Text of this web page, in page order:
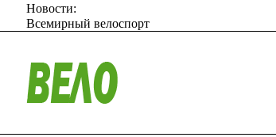
Новости:
Всемирный велоспорт